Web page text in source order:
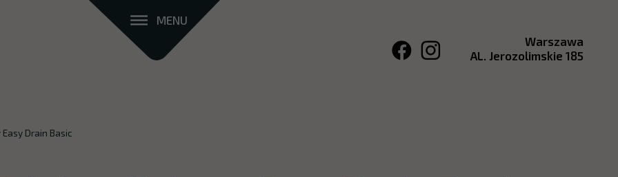
MENU
Warszawa
AL. Jerozolimskie 185
Drain Basic